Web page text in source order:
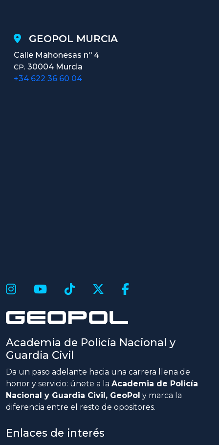
GEOPOL MURCIA
Calle Mahonesas nº 4
CP. 30004 Murcia
+34 622 36 60 04
Academia de Policía Nacional y
Guardia Civil
Da un paso adelante hacia una carrera llena de
honor y servicio: únete a la Academia de Policía
Nacional y Guardia Civil, GeoPol y marca la
diferencia entre el resto de opositores.
Enlaces de interés